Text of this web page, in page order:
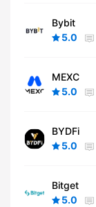
Bybit
5.0
MEXC
5.0
BYDFi
5.0
Bitget
5.0